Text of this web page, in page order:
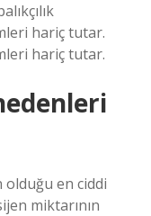
hariç tutar.
hariç tutar.
en ciddi
miktarının